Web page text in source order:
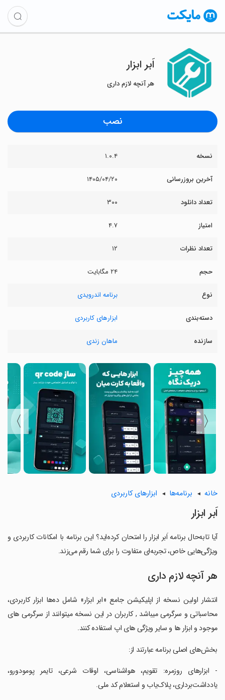
‏‏‏‏‏اَبر ابزار
هر آنچه لازم داری
نصب
نسخه ۱.۰.۴
آخرین بروزرسانی ۱۴۰۵/۰۴/۲۰
تعداد دانلود ۳۰۰
امتیاز ۴.۷
تعداد نظرات ۱۲
حجم ۲۴ مگابایت
نوع برنامه اندرویدی
دسته‌بندی ابزارهای کاربردی
سازنده ماهان زندی
〈
〉
خانه برنامه‌ها ابزارهای کاربردی
‏‏‏‏‏اَبر ابزار
آیا تابه‌حال برنامه ‏‏‏‏‏اَبر ابزار را امتحان کرده‌اید؟ این برنامه با امکانات کاربردی و
ویژگی‌هایی خاص، تجربه‌ای متفاوت را برای شما رقم می‌زند.
هر آنچه لازم داری
‏‏انتشار اولین نسخه از اپلیکیشن جامع «ابر ابزار» شامل ده‌ها ابزار کاربردی،
محاسباتی و سرگرمی میباشد , کاربران در این نسخه میتوانند از سرگرمی های
موجود و ابزار ها و سایر ویژگی های اپ استفاده کنند.
‏بخش‌های اصلی برنامه عبارتند از:
‏- ابزارهای روزمره: تقویم، هواشناسی، اوقات شرعی، تایمر پومودورو،
یادداشت‌برداری، پلاک‌یاب و استعلام کد ملی.